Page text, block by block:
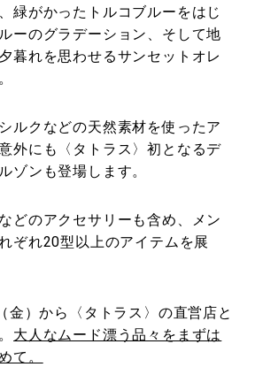
緑がかったトルコブルーをはじ
ーのグラデーション、そして地
暮れを思わせるサンセットオレ
ルクなどの天然素材を使ったア
外にも〈タトラス〉初となるデ
ゾンも登場します。
どのアクセサリーも含め、メン
ぞれ20型以上のアイテムを展
金）から〈タトラス〉の直営店と
大人なムード漂う品々をまずは
て。